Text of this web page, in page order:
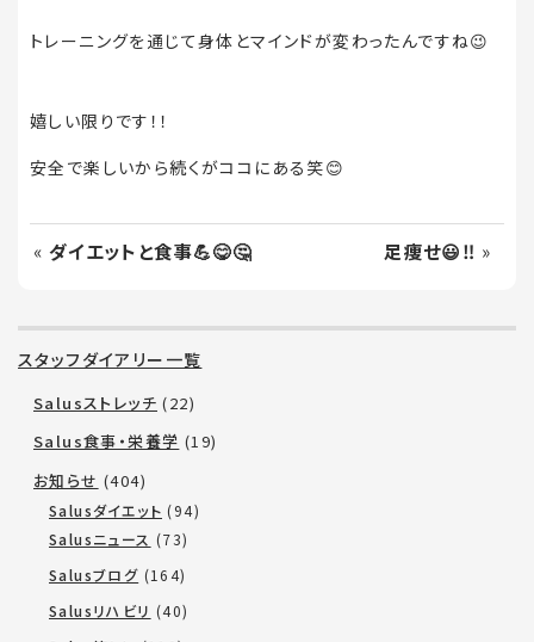
トレーニングを通じて身体とマインドが変わったんですね😉
嬉しい限りです！！
安全で楽しいから続くがココにある笑😊
« ダイエットと食事💪😋🤔 足痩せ😃‼️ »
スタッフダイアリー一覧
Salusストレッチ (22)
Salus食事・栄養学 (19)
お知らせ (404)
Salusダイエット (94)
Salusニュース (73)
Salusブログ (164)
Salusリハビリ (40)